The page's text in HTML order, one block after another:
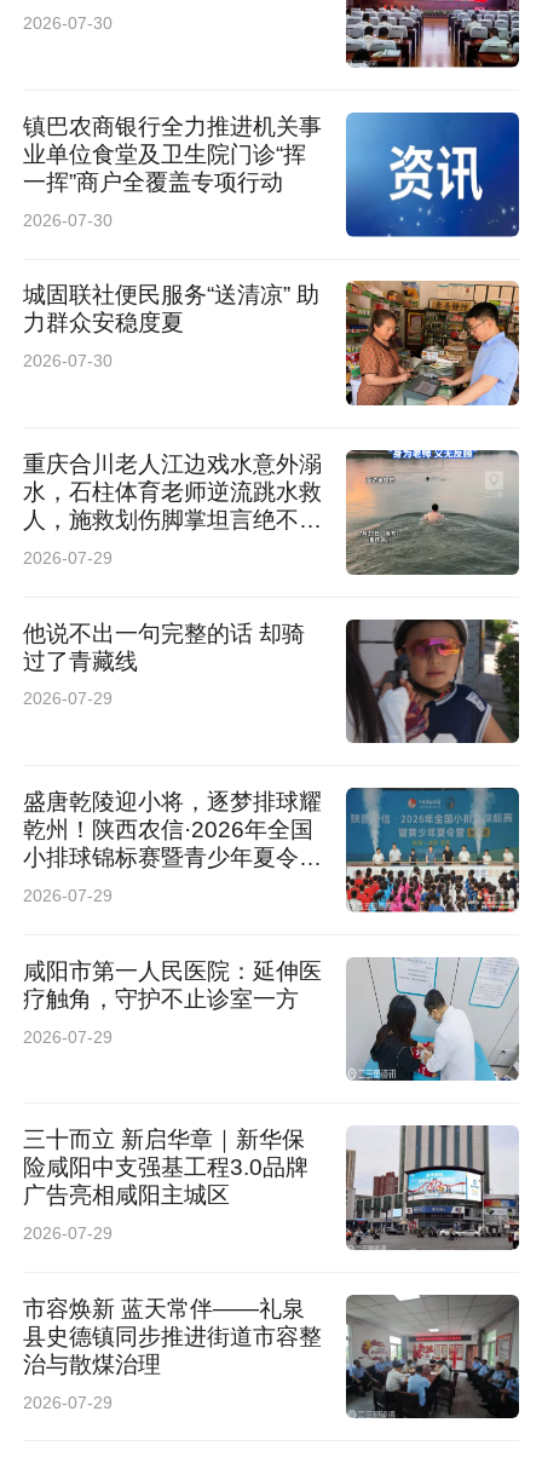
2026-07-30
镇巴农商银行全力推进机关事
业单位食堂及卫生院门诊“挥
一挥”商户全覆盖专项行动
2026-07-30
城固联社便民服务“送清凉” 助
力群众安稳度夏
2026-07-30
重庆合川老人江边戏水意外溺
水，石柱体育老师逆流跳水救
人，施救划伤脚掌坦言绝不后
悔
2026-07-29
他说不出一句完整的话 却骑
过了青藏线
2026-07-29
盛唐乾陵迎小将，逐梦排球耀
乾州！陕西农信·2026年全国
小排球锦标赛暨青少年夏令营
盛大开幕
2026-07-29
咸阳市第一人民医院：延伸医
疗触角，守护不止诊室一方
2026-07-29
三十而立 新启华章｜新华保
险咸阳中支强基工程3.0品牌
广告亮相咸阳主城区
2026-07-29
市容焕新 蓝天常伴——礼泉
县史德镇同步推进街道市容整
治与散煤治理
2026-07-29